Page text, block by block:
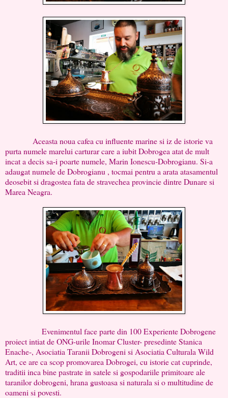
Aceasta noua cafea cu influente marine si iz de istorie va
purta numele marelui carturar care a iubit Dobrogea atat de mult
incat a decis sa-i poarte numele, Marin Ionescu-Dobrogianu. Si-a
adaugat numele de Dobrogianu , tocmai pentru a arata atasamentul
deosebit si dragostea fata de stravechea provincie dintre Dunare si
Marea Neagra.
Evenimentul face parte din 100 Experiente Dobrogene
proiect intiat de ONG-urile Inomar Cluster- presedinte Stanica
Enache-, Asociatia Taranii Dobrogeni si Asociatia Culturala Wild
Art, ce are ca scop promovarea Dobrogei, cu istorie cat cuprinde,
traditii inca bine pastrate in satele si gospodariile primitoare ale
taranilor dobrogeni, hrana gustoasa si naturala si o multitudine de
oameni si povesti.